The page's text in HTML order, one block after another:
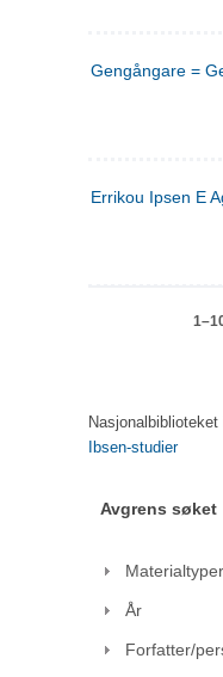
Gengångare =
Errikou Ipsen E
Ibsen-studier
Avgrens søket
Materialtyper
År
Forfatter/